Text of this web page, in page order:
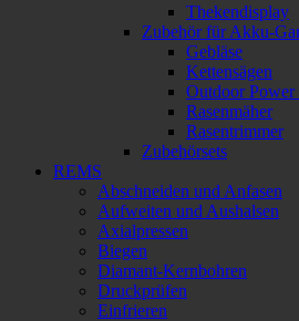
Thekendisplay
Zubehör für Akku-
Gebläse
Kettensägen
Outdoor Power
Rasenmäher
Rasentrimmer
Zubehörsets
REMS
Abschneiden und Anfasen
Aufweiten und Aushalsen
Axialpressen
Biegen
Diamant-Kernbohren
Druckprüfen
Einfrieren